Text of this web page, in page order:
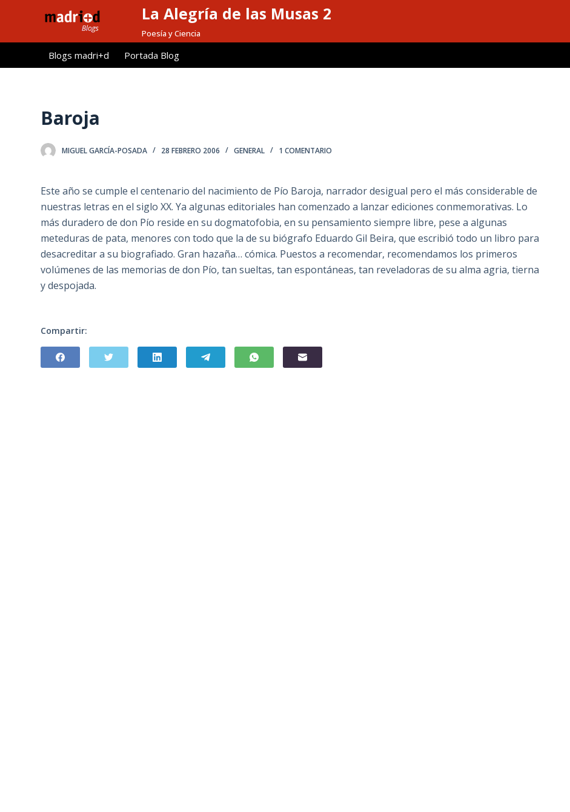
l
La Alegría de las Musas 2
Poesía y Ciencia
Blogs madri+d Portada Blog
Baroja
MIGUEL GARCÍA-POSADA 28 FEBRERO 2006 GENERAL 1 COMENTARIO
Este año se cumple el centenario del nacimiento de Pío Baroja, narrador desigual pero el más considerable de
nuestras letras en el siglo XX. Ya algunas editoriales han comenzado a lanzar ediciones conmemorativas. Lo
más duradero de don Pío reside en su dogmatofobia, en su pensamiento siempre libre, pese a algunas
meteduras de pata, menores con todo que la de su biógrafo Eduardo Gil Beira, que escribió todo un libro para
desacreditar a su biografiado. Gran hazaña… cómica. Puestos a recomendar, recomendamos los primeros
volúmenes de las memorias de don Pío, tan sueltas, tan espontáneas, tan reveladoras de su alma agria, tierna
y despojada.
Compartir: